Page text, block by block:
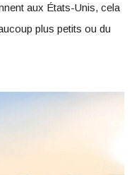
aux États-Unis, cela
plus petits ou du